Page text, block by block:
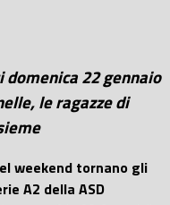
22 gennaio
le ragazze di
weekend tornano gli
A2 della ASD